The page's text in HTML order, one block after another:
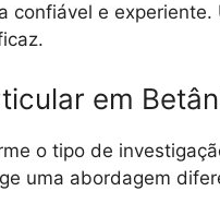
confiável e
em
o tipo de
uma abordagem